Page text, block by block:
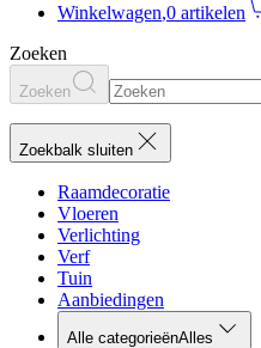
Winkelwagen,0 artikelen
Zoeken
Zoeken
Zoekbalk sluiten
Raamdecoratie
Vloeren
Verlichting
Verf
Tuin
Aanbiedingen
Alle categorieënAlles